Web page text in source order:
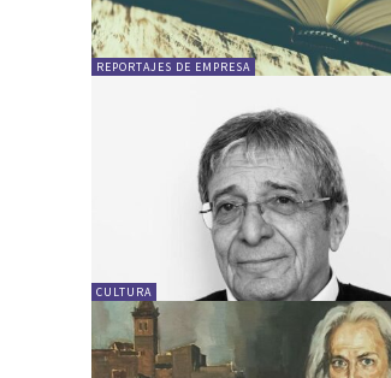
REPORTAJES DE EMPRESA
CULTURA